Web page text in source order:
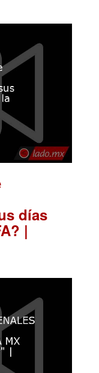
días
|